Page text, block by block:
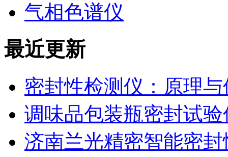
气相色谱仪
最近更新
密封性检测仪：原理
调味品包装瓶密封试
济南兰光精密智能密